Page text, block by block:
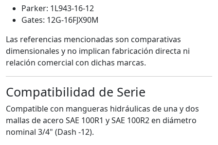
Parker: 1L943-16-12
Gates: 12G-16FJX90M
Las referencias mencionadas son comparativas
dimensionales y no implican fabricación directa ni
relación comercial con dichas marcas.
Compatibilidad de Serie
Compatible con mangueras hidráulicas de una y dos
mallas de acero SAE 100R1 y SAE 100R2 en diámetro
nominal 3/4" (Dash -12).